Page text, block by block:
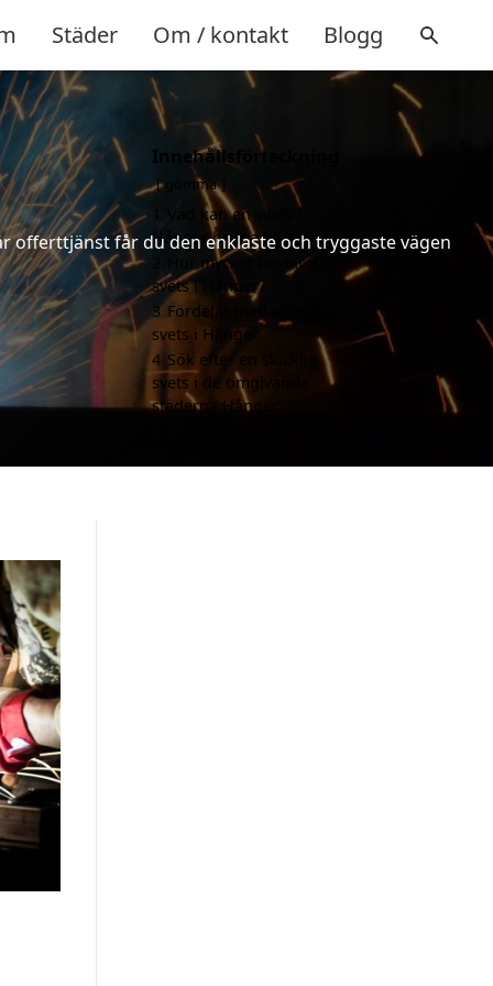
Städer Om / kontakt Blogg
offerttjänst får du den enklaste och tryggaste vägen
Innehållsförteckning
gömma
Vad kan en svets i
Hånger hjälpa till med?
Hur mycket kostar en
svets i Hånger?
3 Fördelar med att välja
svets i Hånger
4 Sök efter en skicklig
svets i de omgivande
städerna Hånger